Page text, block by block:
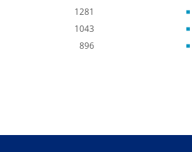
1281
1043
896